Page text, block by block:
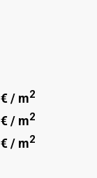
/ m2
/ m2
/ m2